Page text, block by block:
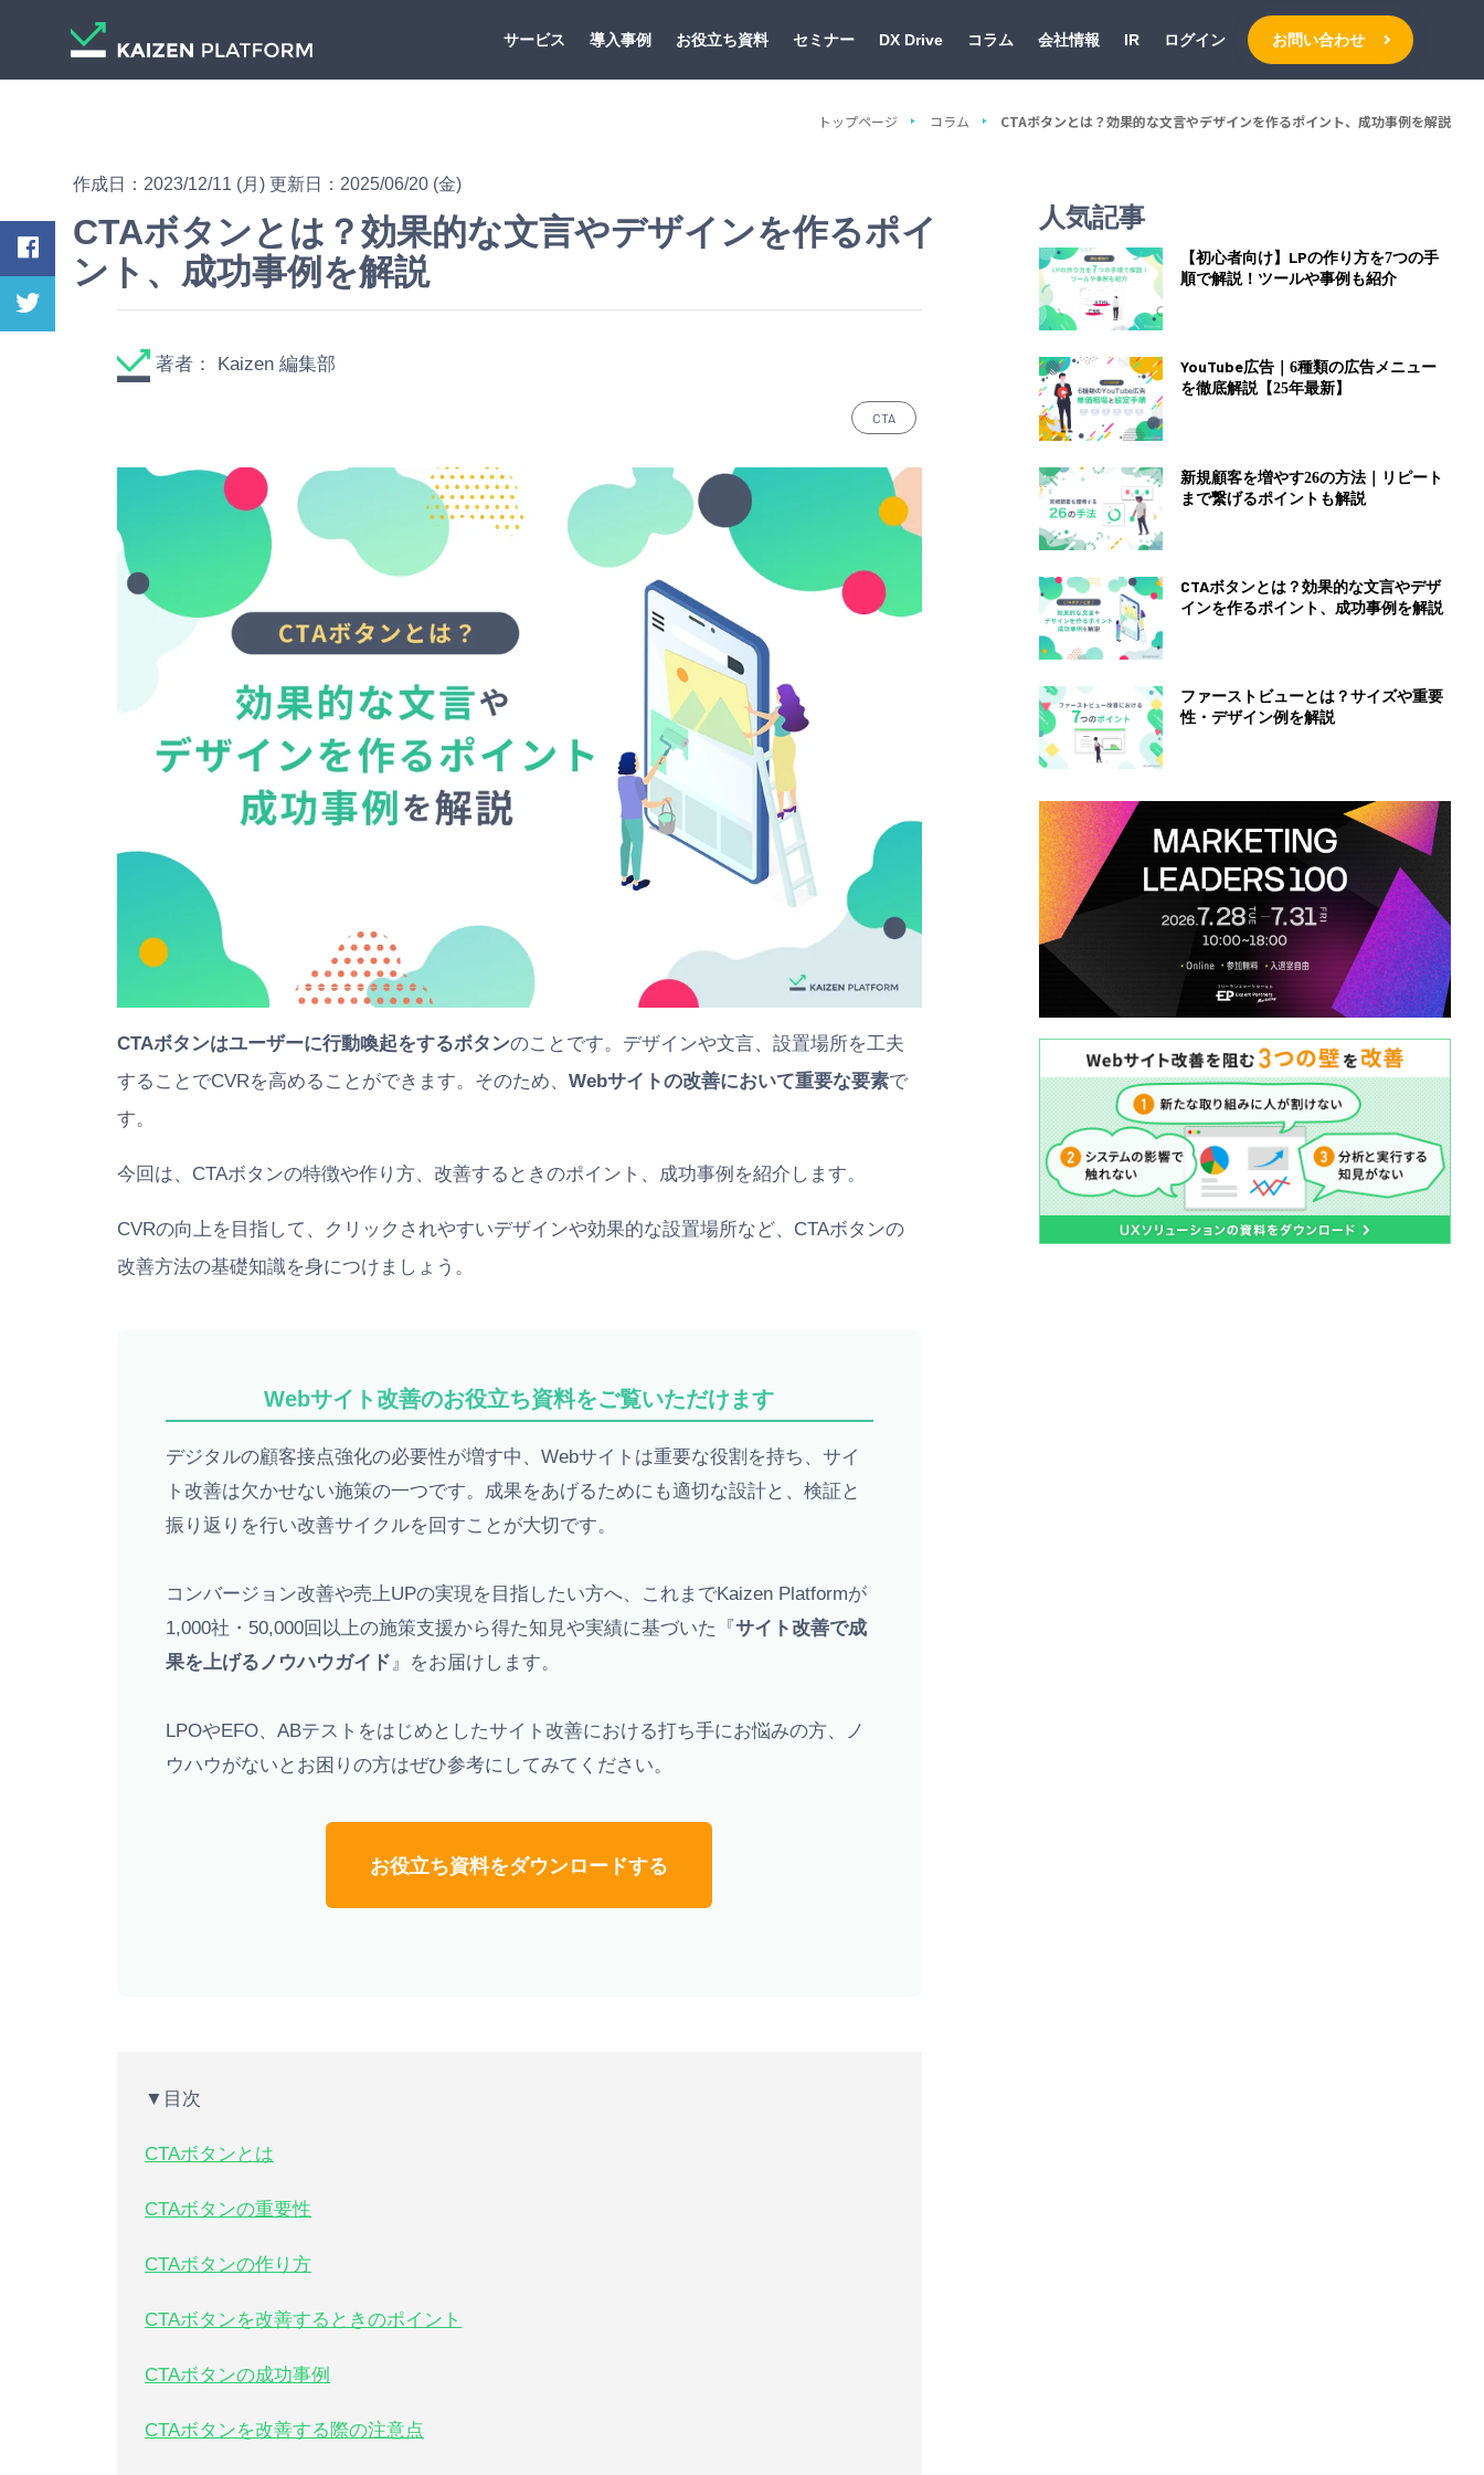
サービス 導入事例 お役立ち資料 セミナー DX Drive コラム 会社情報 IR ログイン お問い合わせ
トップページ コラム CTAボタンとは？効果的な文言やデザインを作るポイント、成功事例を解説
作成日：2023/12/11 (月) 更新日：2025/06/20 (金)
CTAボタンとは？効果的な文言やデザインを作るポイ
ント、成功事例を解説
著者： Kaizen 編集部
CTA
CTAボタンはユーザーに行動喚起をするボタンのことです。デザインや文言、設置場所を工夫
することでCVRを高めることができます。そのため、 Webサイトの改善において重要な要素で
す。
今回は、CTAボタンの特徴や作り方、改善するときのポイント、成功事例を紹介します。
CVRの向上を目指して、クリックされやすいデザインや効果的な設置場所など、CTAボタンの
改善方法の基礎知識を身につけましょう。
Webサイト改善のお役立ち資料をご覧いただけます
デジタルの顧客接点強化の必要性が増す中、Webサイトは重要な役割を持ち、サイ
ト改善は欠かせない施策の一つです。成果をあげるためにも適切な設計と、検証と
振り返りを行い改善サイクルを回すことが大切です。
コンバージョン改善や売上UPの実現を目指したい方へ、これまでKaizen Platformが
1,000社・50,000回以上の施策支援から得た知見や実績に基づいた『 サイト改善で成
果を上げるノウハウガイド』をお届けします。
LPOやEFO、ABテストをはじめとしたサイト改善における打ち手にお悩みの方、ノ
ウハウがないとお困りの方はぜひ参考にしてみてください。
お役立ち資料をダウンロードする
▼目次
CTAボタンとは
CTAボタンの重要性
CTAボタンの作り方
CTAボタンを改善するときのポイント
CTAボタンの成功事例
CTAボタンを改善する際の注意点
人気記事
【初心者向け】LPの作り方を7つの手
順で解説！ツールや事例も紹介
YouTube広告｜6種類の広告メニュー
を徹底解説【25年最新】
新規顧客を増やす26の方法｜リピート
まで繋げるポイントも解説
CTAボタンとは？効果的な文言やデザ
インを作るポイント、成功事例を解説
ファーストビューとは？サイズや重要
性・デザイン例を解説